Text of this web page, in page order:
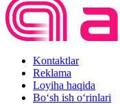
Kontaktlar
Reklama
Loyiha haqida
Bo‘sh ish o‘rinlari